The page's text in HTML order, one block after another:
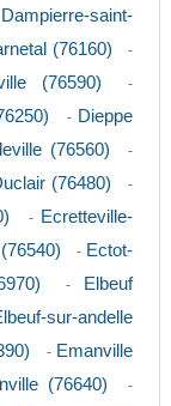
Dampierre-saint-
(76160) -
(76590) -
- Dieppe
(76560) -
(76480) -
- Ecretteville-
- Ectot-
-
Elbeuf
sur-andelle
- Emanville
(76640) -